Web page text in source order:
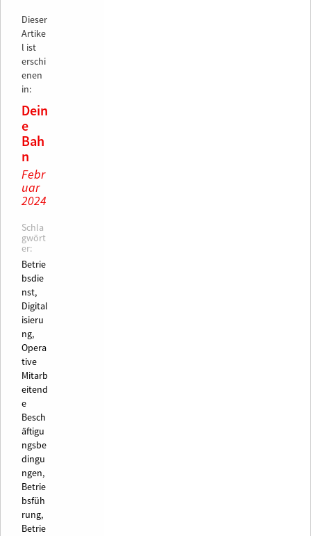
Dieser
Artike
l ist
erschi
enen
in:
Dein
e
Bah
n
Febr
uar
2024
Schla
gwört
er:
Betrie
bsdie
nst,
Digital
isieru
ng,
Opera
tive
Mitarb
eitend
e
Besch
äftigu
ngsbe
dingu
ngen,
Betrie
bsfüh
rung,
Betrie